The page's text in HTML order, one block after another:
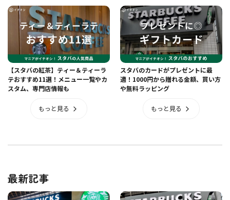
【スタバの紅茶】ティー＆ティーラ
テおすすめ11選！メニュー一覧やカ
スタム、専門店情報も
もっと見る
スタバのカードがプレゼントに最
適！1000円から贈れる金額、買い方
や無料ラッピング
もっと見る
最新記事